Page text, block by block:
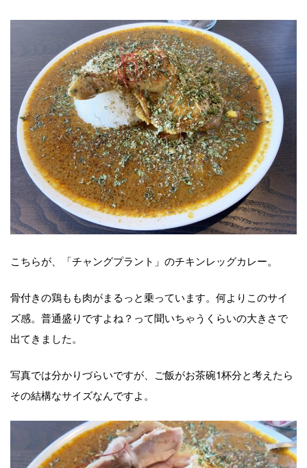
こちらが、「チャングプラント」のチキンレッグカレー。
骨付きの鶏もも肉がまるっと乗っています。何よりこのサイ
ズ感。普通盛りですよね？って聞いちゃうくらいの大きさで
出てきました。
写真では分かりづらいですが、ご飯がお茶碗1杯分と考えたら
その結構なサイズなんですよ。